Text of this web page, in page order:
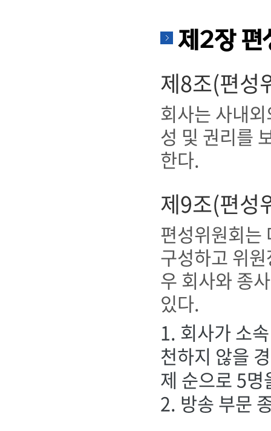
제2장 편
제8조(편성
회사는 사내
성 및 권리를
한다.
제9조(편성
편성위원회는
구성하고 위
우 회사와 종
있다.
1. 회사가 소
천하지 않을
제 순으로 5
2. 방송 부문